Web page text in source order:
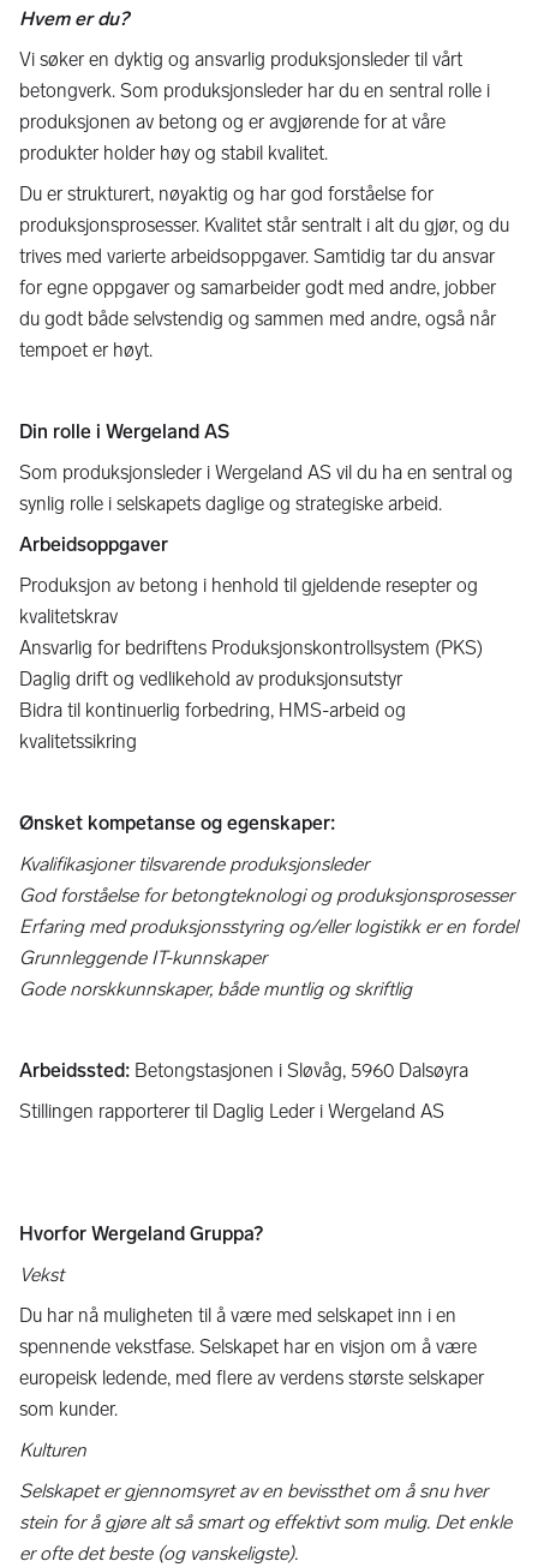
Hvem er du?
Vi søker en dyktig og ansvarlig produksjonsleder til vårt
betongverk. Som produksjonsleder har du en sentral rolle i
produksjonen av betong og er avgjørende for at våre
produkter holder høy og stabil kvalitet.
Du er strukturert, nøyaktig og har god forståelse for
produksjonsprosesser. Kvalitet står sentralt i alt du gjør, og du
trives med varierte arbeidsoppgaver. Samtidig tar du ansvar
for egne oppgaver og samarbeider godt med andre, jobber
du godt både selvstendig og sammen med andre, også når
tempoet er høyt.
Din rolle i Wergeland AS
Som produksjonsleder i Wergeland AS vil du ha en sentral og
synlig rolle i selskapets daglige og strategiske arbeid.
Arbeidsoppgaver
Produksjon av betong i henhold til gjeldende resepter og
kvalitetskrav
Ansvarlig for bedriftens Produksjonskontrollsystem (PKS)
Daglig drift og vedlikehold av produksjonsutstyr
Bidra til kontinuerlig forbedring, HMS-arbeid og
kvalitetssikring
Ønsket kompetanse og egenskaper:
Kvalifikasjoner tilsvarende produksjonsleder
God forståelse for betongteknologi og produksjonsprosesser
Erfaring med produksjonsstyring og/eller logistikk er en fordel
Grunnleggende IT-kunnskaper
Gode norskkunnskaper, både muntlig og skriftlig
Arbeidssted: Betongstasjonen i Sløvåg, 5960 Dalsøyra
Stillingen rapporterer til Daglig Leder i Wergeland AS
Hvorfor Wergeland Gruppa?
Vekst
Du har nå muligheten til å være med selskapet inn i en
spennende vekstfase. Selskapet har en visjon om å være
europeisk ledende, med flere av verdens største selskaper
som kunder.
Kulturen
Selskapet er gjennomsyret av en bevissthet om å snu hver
stein for å gjøre alt så smart og effektivt som mulig. Det enkle
er ofte det beste (og vanskeligste).